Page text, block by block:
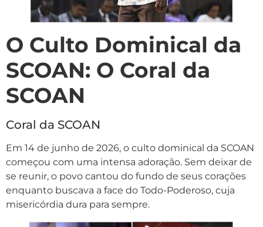
O Culto Dominical da
SCOAN: O Coral da
SCOAN
Coral da SCOAN
Em 14 de junho de 2026, o culto dominical da SCOAN
começou com uma intensa adoração. Sem deixar de
se reunir, o povo cantou do fundo de seus corações
enquanto buscava a face do Todo-Poderoso, cuja
misericórdia dura para sempre.